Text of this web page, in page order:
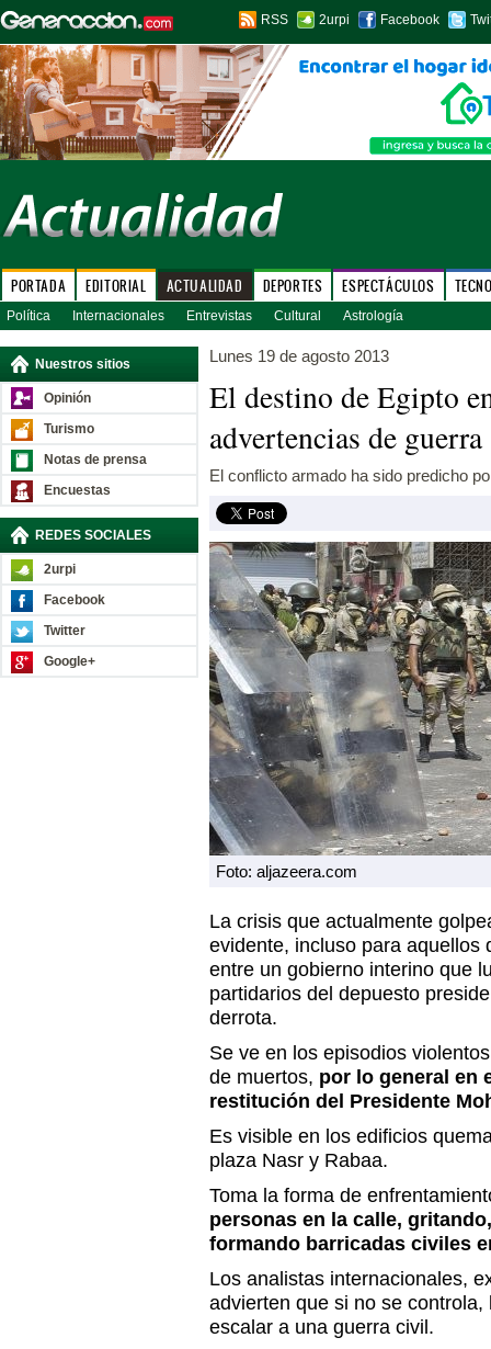
RSS 2urpi Facebook
PORTADA EDITORIAL ACTUALIDAD DEPORTES ESPECTÁCULOS
Política Internacionales Entrevistas Cultural Astrología
Nuestros sitios
Opinión
Turismo
Notas de prensa
Encuestas
REDES SOCIALES
2urpi
Facebook
Twitter
Google+
Lunes 19 de agosto 2013
El destino de Egipto
advertencias de guerra
El conflicto armado ha sido predicho
Foto: aljazeera.com
La crisis que actualmente
evidente, incluso para aquellos
entre un gobierno interino que
partidarios del depuesto
derrota.
Se ve en los episodios
de muertos, por lo general en
restitución del Presidente
Es visible en los edificios
plaza Nasr y Rabaa.
Toma la forma de
personas en la calle,
formando barricadas civiles
Los analistas internacionales,
advierten que si no se
escalar a una guerra civil.